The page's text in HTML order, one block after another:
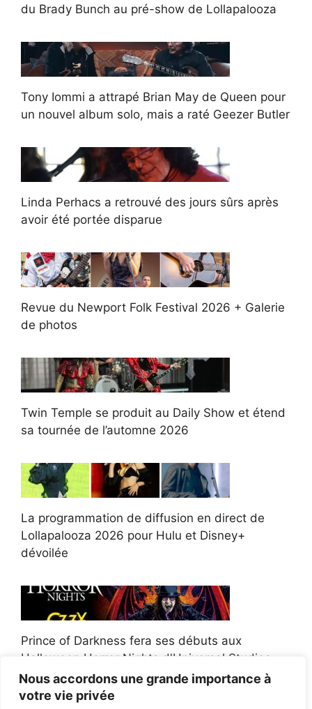
Nous accordons une grande importance à
votre vie privée
du Brady Bunch au pré-show de Lollapalooza
Tony Iommi a attrapé Brian May de Queen pour
un nouvel album solo, mais a raté Geezer Butler
Linda Perhacs a retrouvé des jours sûrs après
avoir été portée disparue
Revue du Newport Folk Festival 2026 + Galerie
de photos
Twin Temple se produit au Daily Show et étend
sa tournée de l’automne 2026
La programmation de diffusion en direct de
Lollapalooza 2026 pour Hulu et Disney+
dévoilée
Prince of Darkness fera ses débuts aux
Halloween Horror Nights d'Universal Studios